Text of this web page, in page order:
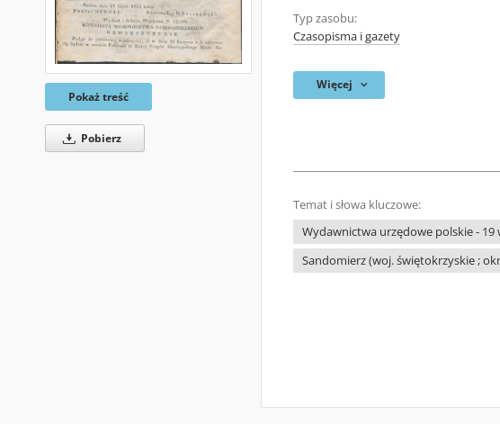
Pokaż treść
Pobierz
Typ zasobu:
Czasopisma i gazety
Więcej
Temat i słowa kluczowe:
Wydawnictwa urzędowe polskie - 19
Sandomierz (woj. świętokrzyskie ;